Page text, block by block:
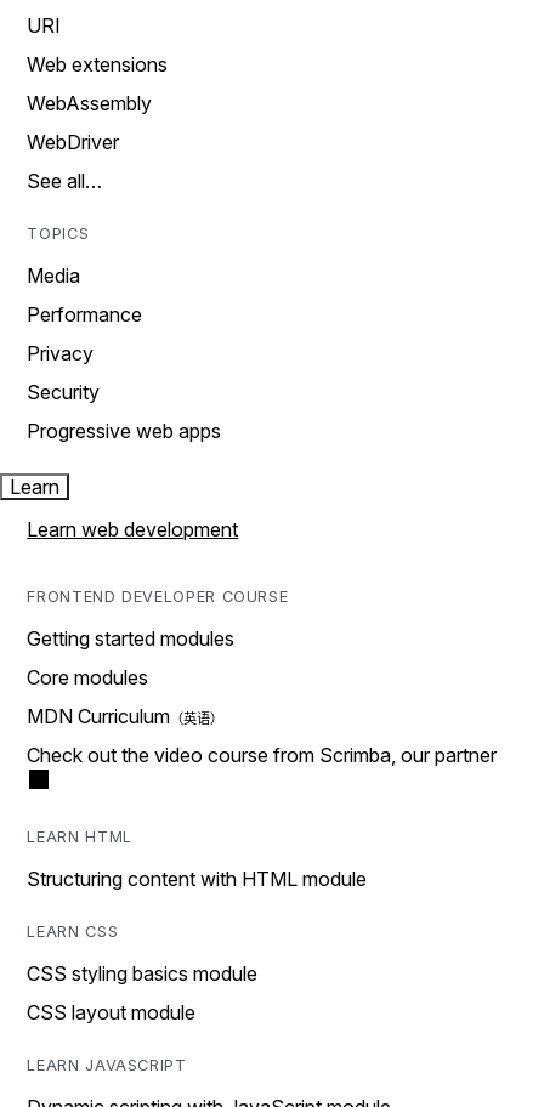
URI
Web extensions
WebAssembly
WebDriver
See all…
TOPICS
Media
Performance
Privacy
Security
Progressive web apps
Learn
Learn web development
FRONTEND DEVELOPER COURSE
Getting started modules
Core modules
MDN Curriculum
Check out the video course from Scrimba, our partner
LEARN HTML
Structuring content with HTML module
LEARN CSS
CSS styling basics module
CSS layout module
LEARN JAVASCRIPT